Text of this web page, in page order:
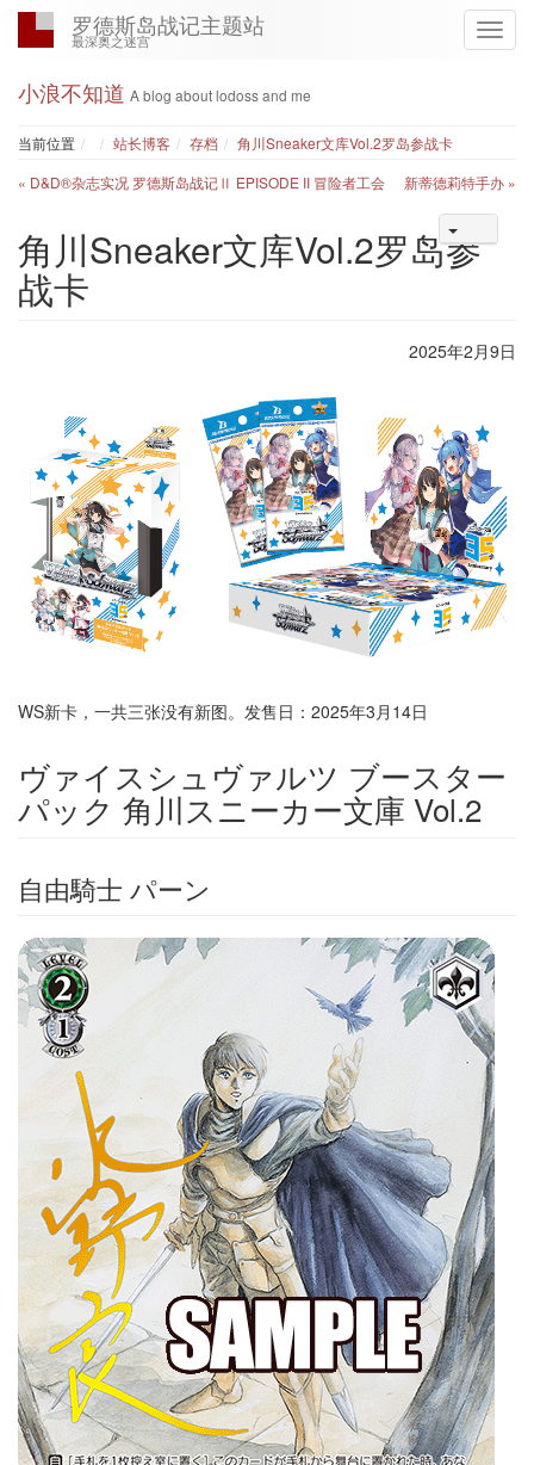
罗德斯岛战记主题站
最深奥之迷宫
小浪不知道 A blog about lodoss and me
当前位置 Home
站长博客 存档
角川Sneaker文库Vol.2罗岛参战卡
« D&D®杂志实况 罗德斯岛战记Ⅱ EPISODE II 冒险者工会
新蒂德莉特手办 »
角川Sneaker文库Vol.2罗岛参
战卡
2025年2月9日
WS新卡，一共三张没有新图。发售日：2025年3月14日
ヴァイスシュヴァルツ ブースター
パック 角川スニーカー文庫 Vol.2
自由騎士 パーン